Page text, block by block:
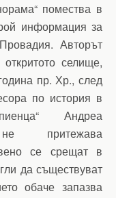
помества в
информация за
Авторът
селище,
пр. Хр., след
по история в
Андреа
притежава
се срещат в
да съществуват
обаче запазва